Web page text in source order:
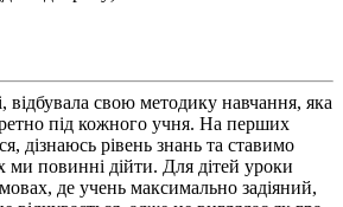
відбувала свою методику навчання, яка
під кожного учня. На перших
дізнаюсь рівень знань та ставимо
ми повинні дійти. Для дітей уроки
де учень максимально задіяний,